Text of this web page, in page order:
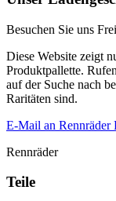
Besuchen Sie uns
Diese Website zeigt
Produktpallette.
auf der Suche nach
Raritäten sind.
E-Mail an Rennräder
Rennräder
Teile